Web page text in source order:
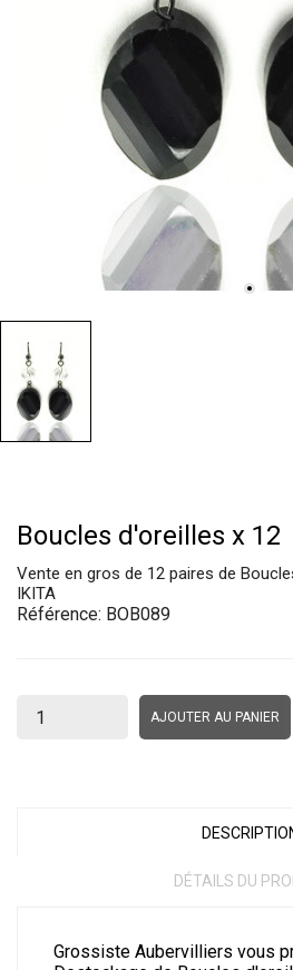
Boucles d'oreilles x 12
Vente en gros de 12 paires de
IKITA
Référence: BOB089
AJOUTER AU PANIER
DÉTAILS DU
Grossiste Aubervilliers vous